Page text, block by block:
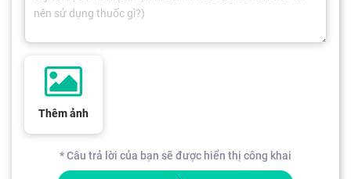
Thêm ảnh
* Câu trả lời của bạn sẽ được hiển thị công khai